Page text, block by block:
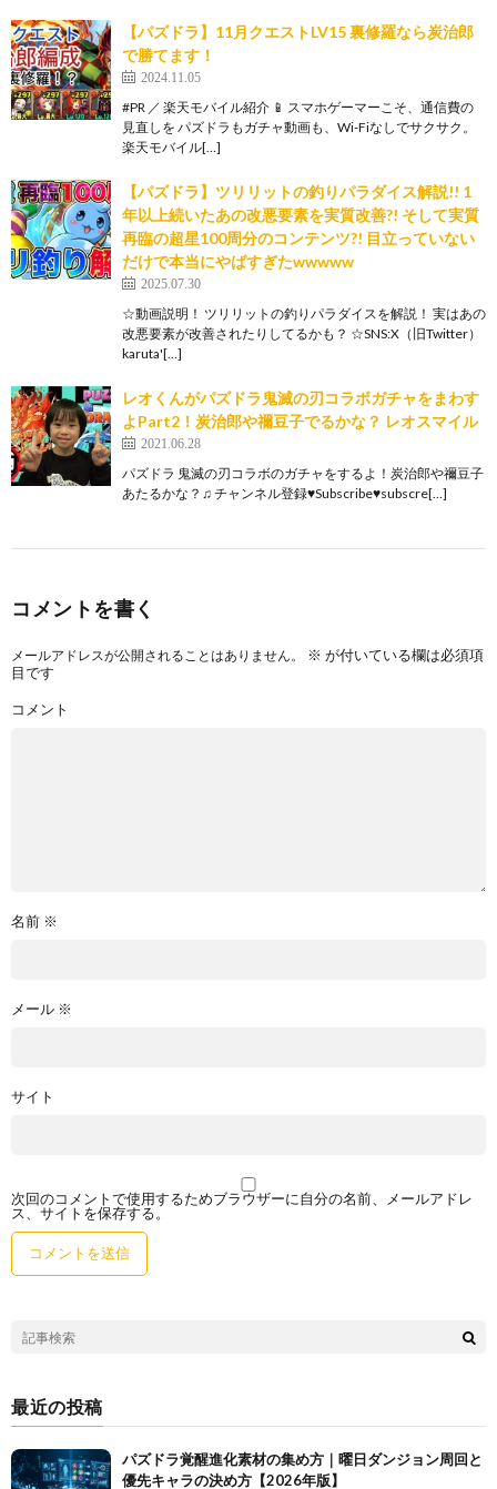
【パズドラ】11月クエストLV15 裏修羅なら炭治郎
で勝てます！
2024.11.05
#PR ／ 楽天モバイル紹介 📱 スマホゲーマーこそ、通信費の
見直しを パズドラもガチャ動画も、Wi-Fiなしでサクサク。
楽天モバイル[…]
【パズドラ】ツリリットの釣りパラダイス解説!! 1
年以上続いたあの改悪要素を実質改善?! そして実質
再臨の超星100周分のコンテンツ?! 目立っていない
だけで本当にやばすぎたwwwww
2025.07.30
☆動画説明！ ツリリットの釣りパラダイスを解説！ 実はあの
改悪要素が改善されたりしてるかも？ ☆SNS:X（旧Twitter）
karuta'[…]
レオくんがパズドラ鬼滅の刃コラボガチャをまわす
よPart2！炭治郎や禰豆子でるかな？ レオスマイル
2021.06.28
パズドラ 鬼滅の刃コラボのガチャをするよ！炭治郎や禰豆子
あたるかな？♫ チャンネル登録♥Subscribe♥subscre[…]
コメントを書く
メールアドレスが公開されることはありません。 ※ が付いている欄は必須項
目です
コメント
名前 ※
メール ※
サイト
次回のコメントで使用するためブラウザーに自分の名前、メールアドレ
ス、サイトを保存する。
最近の投稿
パズドラ覚醒進化素材の集め方｜曜日ダンジョン周回と
優先キャラの決め方【2026年版】